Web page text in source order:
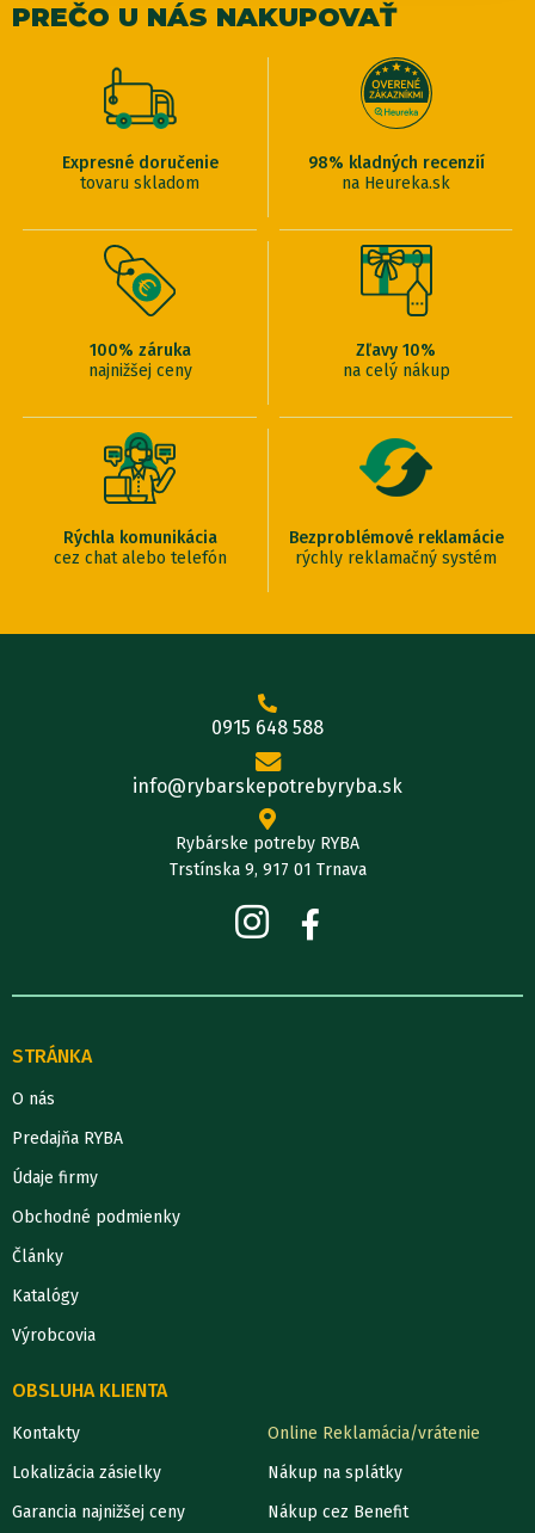
PREČO U NÁS NAKUPOVAŤ
Expresné doručenie
tovaru skladom
98% kladných recenzií
na Heureka.sk
100% záruka
najnižšej ceny
Zľavy 10%
na celý nákup
Rýchla komunikácia
cez chat alebo telefón
Bezproblémové reklamácie
rýchly reklamačný systém
0915 648 588
info@rybarskepotrebyryba.sk
Rybárske potreby RYBA
Trstínska 9, 917 01 Trnava
STRÁNKA
O nás
Predajňa RYBA
Údaje firmy
Obchodné podmienky
Články
Katalógy
Výrobcovia
OBSLUHA KLIENTA
Kontakty
Lokalizácia zásielky
Garancia najnižšej ceny
Online Reklamácia/vrátenie
Nákup na splátky
Nákup cez Benefit